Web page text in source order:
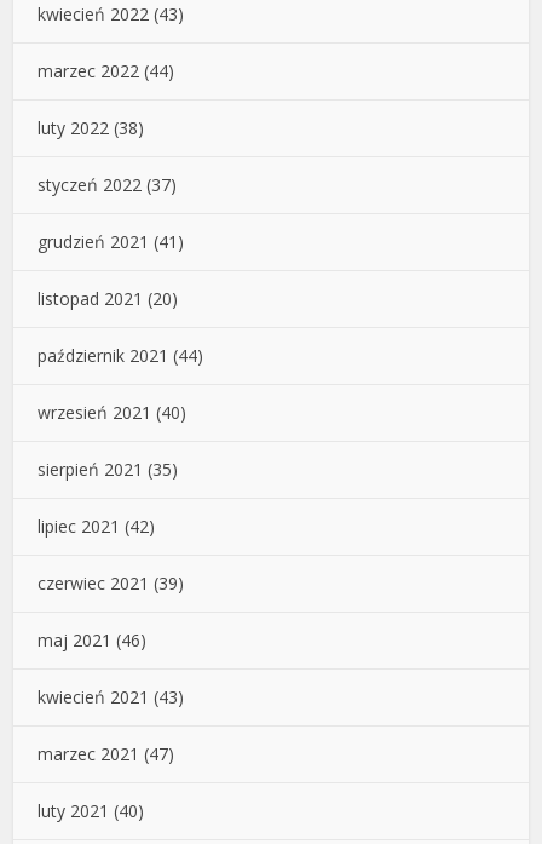
kwiecień 2022 (43)
marzec 2022 (44)
luty 2022 (38)
styczeń 2022 (37)
grudzień 2021 (41)
listopad 2021 (20)
październik 2021 (44)
wrzesień 2021 (40)
sierpień 2021 (35)
lipiec 2021 (42)
czerwiec 2021 (39)
maj 2021 (46)
kwiecień 2021 (43)
marzec 2021 (47)
luty 2021 (40)